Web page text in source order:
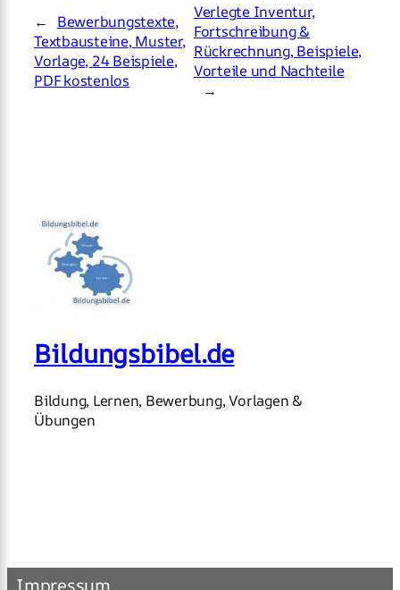
←
Bewerbungstexte,
Textbausteine, Muster,
Vorlage, 24 Beispiele,
PDF kostenlos
Verlegte Inventur,
Fortschreibung &
Rückrechnung, Beispiele,
Vorteile und Nachteile
→
Bildungsbibel.de
Bildung, Lernen, Bewerbung, Vorlagen &
Übungen